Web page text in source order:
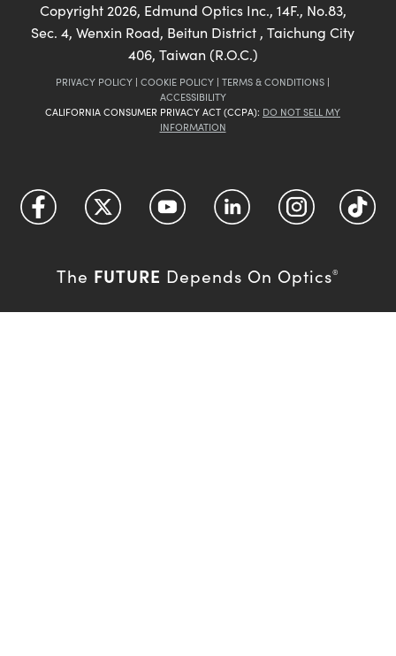
Copyright 2026, Edmund Optics Inc., 14F., No.83,
Sec. 4, Wenxin Road, Beitun District , Taichung City
406, Taiwan (R.O.C.)
PRIVACY POLICY | COOKIE POLICY | TERMS & CONDITIONS |
ACCESSIBILITY
CALIFORNIA CONSUMER PRIVACY ACT (CCPA): DO NOT SELL MY
INFORMATION
The FUTURE Depends On Optics®